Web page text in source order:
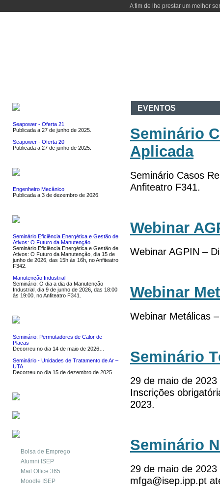
A fim de lhe prestar um melhor
Seapower - Oferta 21
Publicada a 27 de junho de 2025.
Seapower - Oferta 20
Publicada a 27 de junho de 2025.
Engenheiro Mecânico
Publicada a 3 de dezembro de 2026.
Seminário Eficiência Energética e Gestão de
Ativos: O Futuro da Manutenção
Seminário Eficiência Energética e Gestão de
Ativos: O Futuro da Manutenção, dia 15 de
junho de 2026, das 15h às 16h, no Anfiteatro
F342.
Manutenção Industrial
Seminário: O dia a dia da Manutenção
Industrial, dia 9 de junho de 2026, das 18:00
às 19:00, no Anfiteatro F341.
Seminário: Permutadores de Calor de
Placas
Decorreu no dia 14 de maio de 2026…
Seminário - Unidades de Tratamento de Ar –
UTA
Decorreu no dia 15 de dezembro de 2025…
Bolsa de Emprego
Alumni ISEP
Mail Office 365
Moodle ISEP
EVENTOS
Seminário
Aplicada
Seminário Casos
Anfiteatro F341.
Webinar
Webinar AGPIN –
Webinar
Webinar Metálicas
Seminário
29 de maio de
Inscrições
2023.
Seminário
29 de maio de
mfga@isep.ipp.pt